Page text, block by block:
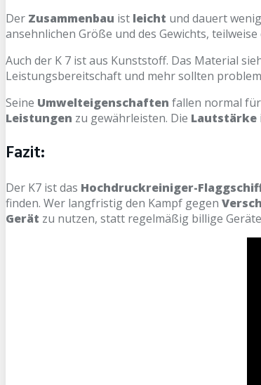
Der Zusammenbau ist leicht und dauert
ansehnlichen Größe und des Gewichts,
Auch der K 7 ist aus Kunststoff. Das Material
Leistungsbereitschaft und mehr sollten
Seine Umwelteigenschaften fallen normal
Leistungen zu gewährleisten. Die Lautstärke
Fazit:
Der K7 ist das Hochdruckreiniger-
finden. Wer langfristig den Kampf gegen
Gerät zu nutzen, statt regelmäßig billige